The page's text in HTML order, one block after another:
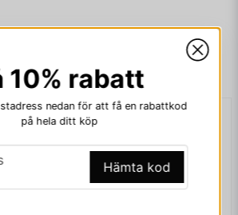
10% rabatt
nedan för att få en rabattkod
på hela ditt köp
Hämta kod